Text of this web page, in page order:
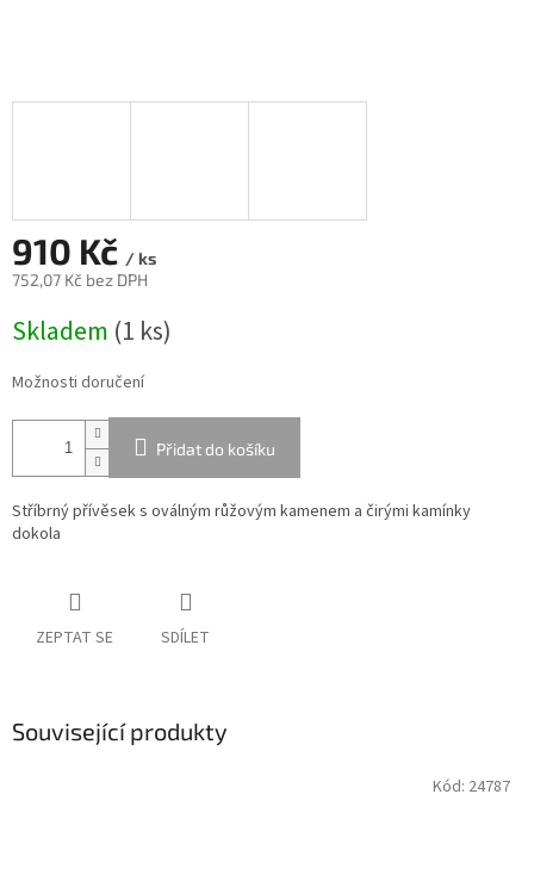
910 Kč / ks
752,07 Kč bez DPH
cena:
Skladem (1 ks)
Možnosti doručení
Přidat do košíku
Stříbrný přívěsek s oválným růžovým kamenem a čirými kamínky
dokola
ZEPTAT SE SDÍLET
Související produkty
Kód: 24787